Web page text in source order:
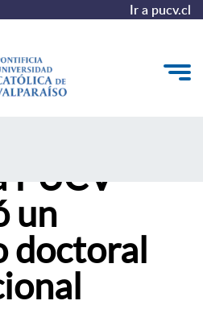
Ir a pucv.cl
en
PUCV
un
doctoral